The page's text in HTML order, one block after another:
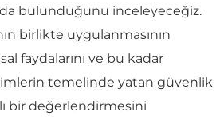
bulunduğunu inceleyeceğiz.
birlikte uygulanmasının
faydalarını ve bu kadar
temelinde yatan güvenlik
bir değerlendirmesini